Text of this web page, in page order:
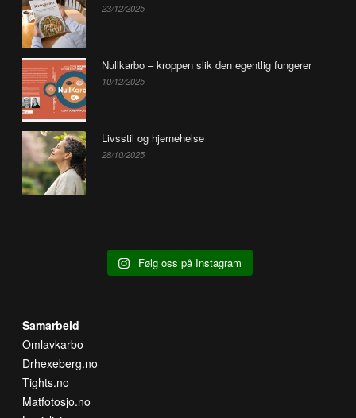
23/12/2025
Nullkarbo – kroppen slik den egentlig fungerer
10/12/2025
Livsstil og hjernehelse
28/10/2025
Følg oss på Instagram
Samarbeid
Omlavkarbo
Drhexeberg.no
Tights.no
Matfotosjo.no